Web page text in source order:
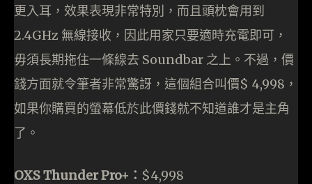
更入耳，效果表現非常特別，而且頭枕會用到
2.4GHz 無線接收，因此用家只要適時充電即可，
毋須長期拖住一條線去 Soundbar 之上。不過，價
錢方面就令筆者非常驚訝，這個組合叫價$ 4,998，
如果你購買的螢幕低於此價錢就不知道誰才是主角
了。
OXS Thunder Pro+： $4,998